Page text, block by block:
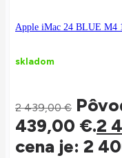
skladom
2 439,00€
439,00 €.2
cena je: 2